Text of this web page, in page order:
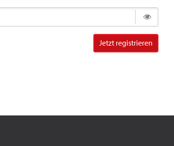
Jetzt registrieren